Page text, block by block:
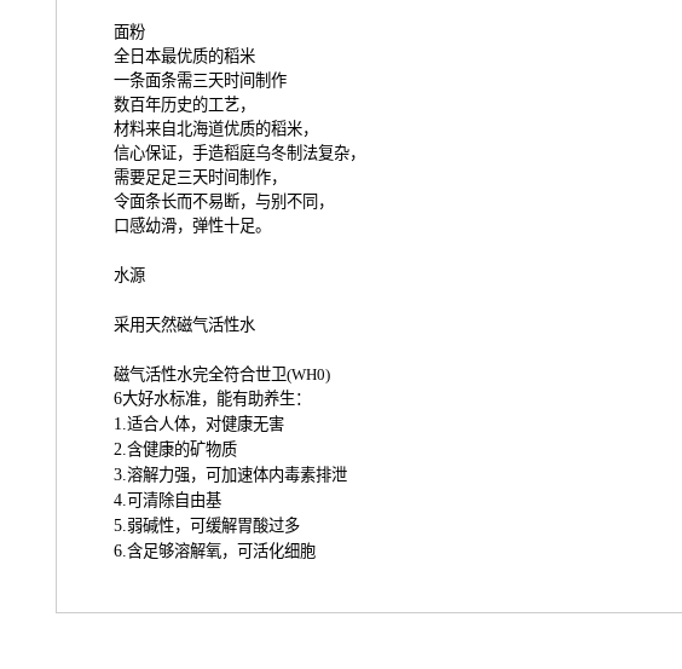
面粉
全日本最优质的稻米
一条面条需三天时间制作
数百年历史的工艺，
材料来自北海道优质的稻米，
信心保证，手造稻庭乌冬制法复杂，
需要足足三天时间制作，
令面条长而不易断，与别不同，
口感幼滑，弹性十足。
水源
采用天然磁气活性水
磁气活性水完全符合世卫(WH0)
6大好水标准，能有助养生：
1.适合人体，对健康无害
2.含健康的矿物质
3.溶解力强，可加速体内毒素排泄
4.可清除自由基
5. 弱碱性，可缓解胃酸过多
6.含足够溶解氧，可活化细胞